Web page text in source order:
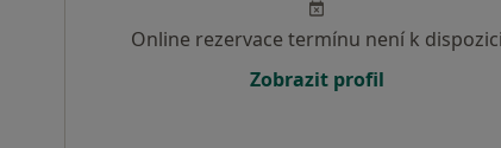
Online rezervace termínu není k dispozici
Zobrazit profil